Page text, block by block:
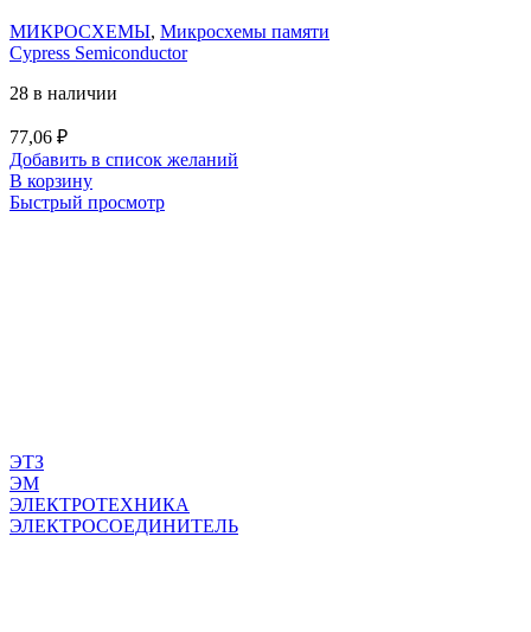
МИКРОСХЕМЫ, Микросхемы памяти
Cypress Semiconductor
28 в наличии
77,06 ₽
Добавить в список желаний
В корзину
Быстрый просмотр
ЭТЗ
ЭМ
ЭЛЕКТРОТЕХНИКА
ЭЛЕКТРОСОЕДИНИТЕЛЬ